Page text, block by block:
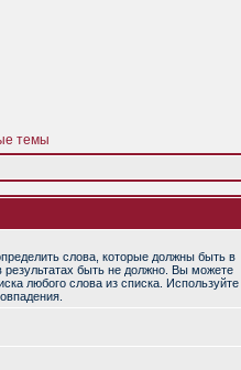
темы
слова, которые должны быть в
результатах быть не должно. Вы можете
любого слова из списка. Используйте